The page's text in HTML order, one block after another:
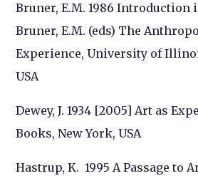
Bruner, E.M. 1986 Introduction
Bruner, E.M. (eds) The
Experience, University of
USA
Dewey, J. 1934 [2005] Art as
Books, New York, USA
Hastrup, K. 1995 A Passage to